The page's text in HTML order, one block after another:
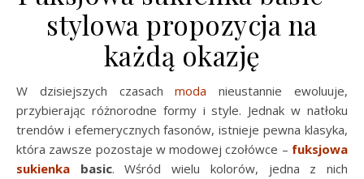
stylowa propozycja na
każdą okazję
W dzisiejszych czasachmoda nieustannie ewoluuje,
przybierając różnorodne formy i style. Jednak w natłoku
trendów i efemerycznych fasonów, istnieje pewna klasyka,
która zawsze pozostaje w modowej czołówce – fuksjowa
sukienka basic. Wśród wielu kolorów, jedna z nich